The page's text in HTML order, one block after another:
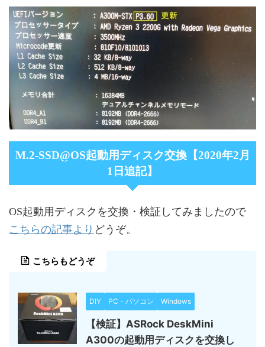
M.2-SSD@OS起動用ディスク交換【2020年2月
1日追記】
OS起動用ディスクを交換・検証してみましたので
こちらの記事より どうぞ。
こちらもどうぞ
DIY PC・パソコン Windows
【検証】ASRock DeskMini
A300の起動用ディスクを交換し